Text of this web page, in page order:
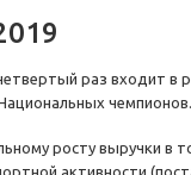
раз входит в
чемпионов.
росту выручки в
активности